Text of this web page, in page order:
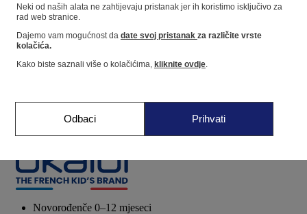
Dućan
Novorođenče 0–12 mjeseci
Neki od naših alata ne zahtijevaju pristanak jer ih koristimo isključivo za
rad web stranice.
Dajemo vam mogućnost da date svoj pristanak za različite vrste
kolačića.
Kako biste saznali više o kolačićima, kliknite ovdje.
Odbaci Prihvati